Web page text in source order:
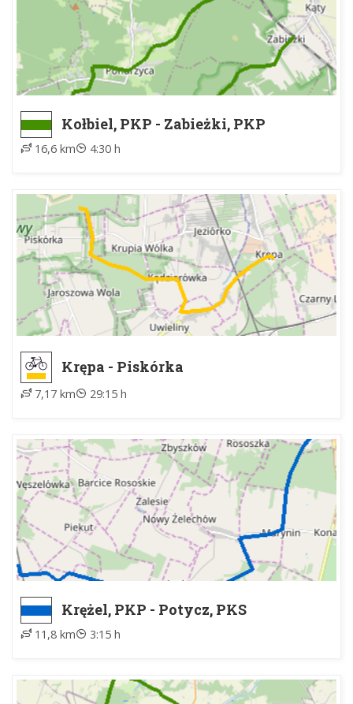
Kołbiel, PKP - Zabieżki, PKP
16,6 km 4:30 h
Krępa - Piskórka
7,17 km 29:15 h
Krężel, PKP - Potycz, PKS
11,8 km 3:15 h